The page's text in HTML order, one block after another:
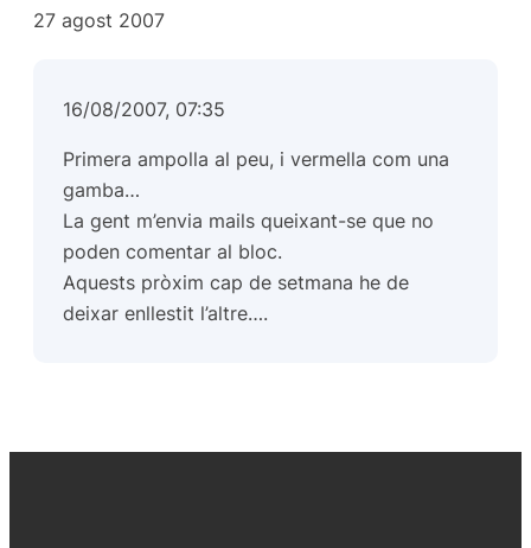
27 agost 2007
16/08/2007, 07:35
Primera ampolla al peu, i vermella com una
gamba…
La gent m’envia mails queixant-se que no
poden comentar al bloc.
Aquests pròxim cap de setmana he de
deixar enllestit l’altre….